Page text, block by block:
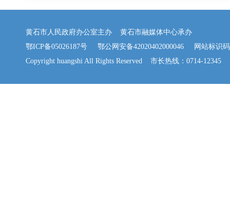
黄石市人民政府办公室主办 黄石市融媒体中心承办
鄂ICP备05026187号
鄂公网安备42020402000046 网站标识码
Copyright huangshi All Rights Reserved 市长热线：0714-12345